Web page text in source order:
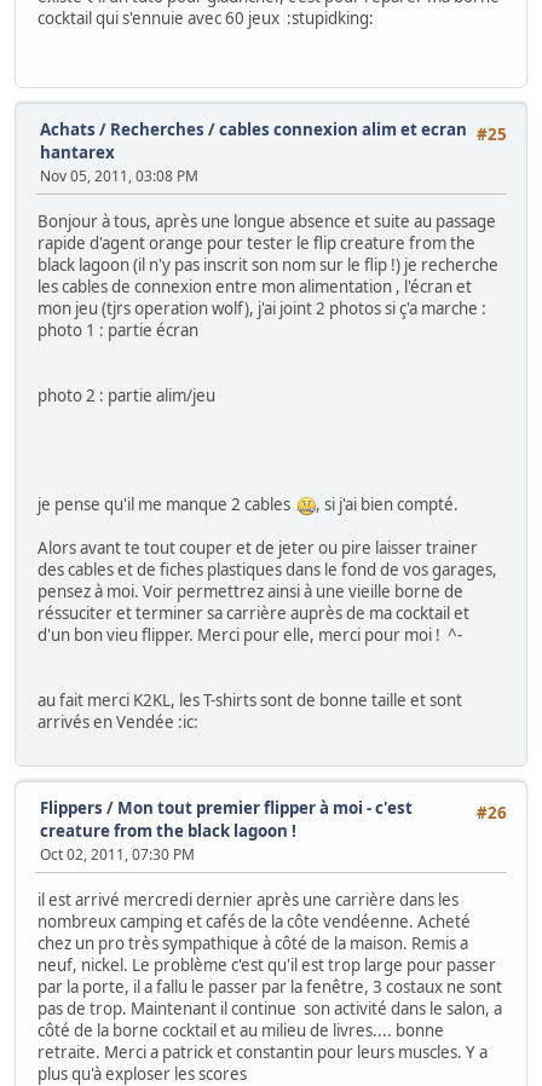
cocktail qui s'ennuie avec 60 jeux :stupidking:
#25
Achats / Recherches /cables connexion alim et ecran
hantarex
Nov 05, 2011, 03:08 PM
Bonjour à tous, après une longue absence et suite au passage
rapide d'agent orange pour tester le flip creature from the
black lagoon (il n'y pas inscrit son nom sur le flip !) je recherche
les cables de connexion entre mon alimentation , l'écran et
mon jeu (tjrs operation wolf), j'ai joint 2 photos si ç'a marche :
photo 1 : partie écran
photo 2 : partie alim/jeu
je pense qu'il me manque 2 cables
, si j'ai bien compté.
Alors avant te tout couper et de jeter ou pire laisser trainer
des cables et de fiches plastiques dans le fond de vos garages,
pensez à moi. Voir permettrez ainsi à une vieille borne de
réssuciter et terminer sa carrière auprès de ma cocktail et
d'un bon vieu flipper. Merci pour elle, merci pour moi ! ^-
au fait merci K2KL, les T-shirts sont de bonne taille et sont
arrivés en Vendée :ic:
#26
Flippers / Mon tout premier flipper à moi - c'est
creature from the black lagoon !
Oct 02, 2011, 07:30 PM
il est arrivé mercredi dernier après une carrière dans les
nombreux camping et cafés de la côte vendéenne. Acheté
chez un pro très sympathique à côté de la maison. Remis a
neuf, nickel. Le problème c'est qu'il est trop large pour passer
par la porte, il a fallu le passer par la fenêtre, 3 costaux ne sont
pas de trop. Maintenant il continue son activité dans le salon, a
côté de la borne cocktail et au milieu de livres.... bonne
retraite. Merci a patrick et constantin pour leurs muscles. Y a
plus qu'à exploser les scores